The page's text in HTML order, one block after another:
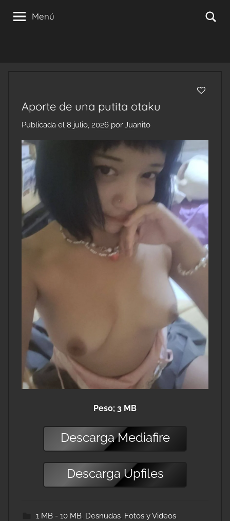
Menú
Aporte de una putita otaku
Publicada el 8 julio, 2026 por Juanito
Peso; 3 MB
DescargaMediafire
DescargaUpfiles
1 MB - 10 MB, Desnudas, Fotos y Videos,